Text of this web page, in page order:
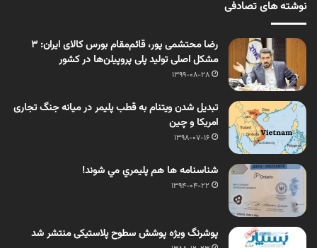
نوشته های تصادفی
رضا محتشمی پور، قائم‌مقام بورس کالای ایران: ۳
مشکل اصلی تولید پلی پروپیلن‌ها در کشور
1399-08-28
تبدیل شدن ویتنام به قطب پلیمر در میانه جنگ تجاری
امریکا و چین
1398-07-16
شناسنامه ها هم پلیمري مي شوند!
1394-04-22
پوشرنگ ویژه پوشش سطوح پلاستیکی منتشر شد